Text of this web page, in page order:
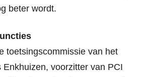
beter wordt.
toetsingscommissie van het
voorzitter van PCI